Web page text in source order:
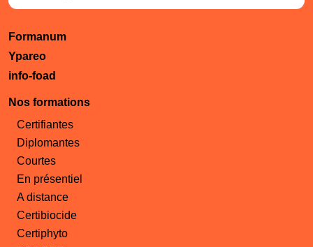
Formanum
Ypareo
info-foad
Nos formations
Certifiantes
Diplomantes
Courtes
En présentiel
A distance
Certibiocide
Certiphyto